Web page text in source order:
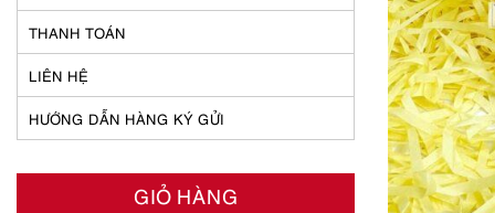
THANH TOÁN
LIÊN HỆ
HƯỚNG DẪN HÀNG KÝ GỬI
GIỎ HÀNG